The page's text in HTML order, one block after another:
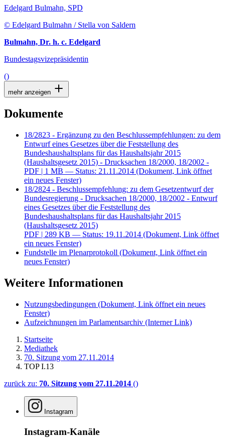
Edelgard Bulmahn, SPD
© Edelgard Bulmahn / Stella von Saldern
Bulmahn, Dr. h. c. Edelgard
Bundestagsvizepräsidentin
()
mehr anzeigen
Dokumente
18/2823 - Ergänzung zu den Beschlussempfehlungen: zu dem
Entwurf eines Gesetzes über die Feststellung des
Bundeshaushaltsplans für das Haushaltsjahr 2015
(Haushaltsgesetz 2015) - Drucksachen 18/2000, 18/2002 -
PDF | 1 MB — Status: 21.11.2014 (Dokument, Link öffnet
ein neues Fenster)
18/2824 - Beschlussempfehlung: zu dem Gesetzentwurf der
Bundesregierung - Drucksachen 18/2000, 18/2002 - Entwurf
eines Gesetzes über die Feststellung des
Bundeshaushaltsplans für das Haushaltsjahr 2015
(Haushaltsgesetz 2015)
PDF | 289 KB — Status: 19.11.2014 (Dokument, Link öffnet
ein neues Fenster)
Fundstelle im Plenarprotokoll (Dokument, Link öffnet ein
neues Fenster)
Weitere Informationen
Nutzungsbedingungen (Dokument, Link öffnet ein neues
Fenster)
Aufzeichnungen im Parlamentsarchiv (Interner Link)
Startseite
Mediathek
70. Sitzung vom 27.11.2014
TOP I.13
zurück zu: 70. Sitzung vom 27.11.2014 ()
Instagram
Instagram-Kanäle